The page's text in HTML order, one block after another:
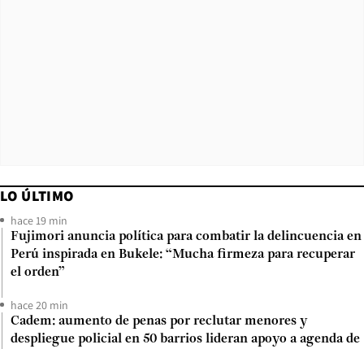
LO ÚLTIMO
hace 19 min
Fujimori anuncia política para combatir la delincuencia en
Perú inspirada en Bukele: “Mucha firmeza para recuperar
el orden”
hace 20 min
Cadem: aumento de penas por reclutar menores y
despliegue policial en 50 barrios lideran apoyo a agenda de